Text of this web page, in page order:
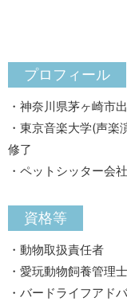
プロフィール
・神奈川県茅ヶ崎市
・東京音楽大学(声
修了
・ペットシッター会
資格等
・動物取扱責任者
・愛玩動物飼養管理
・バードライフアド